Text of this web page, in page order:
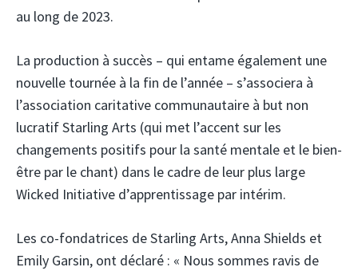
au long de 2023.
La production à succès – qui entame également une
nouvelle tournée à la fin de l’année – s’associera à
l’association caritative communautaire à but non
lucratif Starling Arts (qui met l’accent sur les
changements positifs pour la santé mentale et le bien-
être par le chant) dans le cadre de leur plus large
Wicked Initiative d’apprentissage par intérim.
Les co-fondatrices de Starling Arts, Anna Shields et
Emily Garsin, ont déclaré : « Nous sommes ravis de